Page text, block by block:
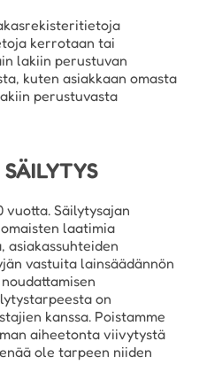
kerrotaan tai
lakiin perustuvan
kuten asiakkaan omasta
perustuvasta
vuotta. Säilytysajan
laatimia
asiakassuhteiden
vastuita lainsäädännön
on
kanssa. Poistamme
aiheetonta viivytystä
ole tarpeen niiden